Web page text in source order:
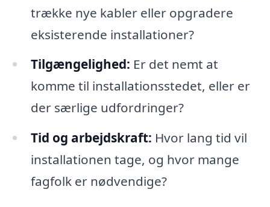
trække nye kabler eller opgradere
eksisterende installationer?
Tilgængelighed: Er det nemt at
komme til installationsstedet, eller er
der særlige udfordringer?
Tid og arbejdskraft: Hvor lang tid vil
installationen tage, og hvor mange
fagfolk er nødvendige?